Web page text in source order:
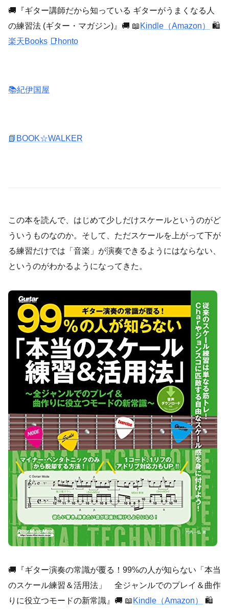
🚚『ギター講師だから知っている ギターがうまくなる人
の練習法 (ギター・マガジン)』🚚 📖 Kindle（Amazon）
🛍️
楽天Books 📑honto
📚紀伊国屋
📗BOOK☆WALKER
この本を読んで、はじめて少しだけスケールというのがど
ういうものなのか。そして、ただスケールを上がって下が
る練習だけでは「音楽」が演奏できるようにはならない、
というのがわかるようになってきた。
🚚『ギター演奏の常識が覆る！99%の人が知らない「本当
のスケール練習＆活用法」 全ジャンルでのプレイ＆曲作
りに役立つモードの新常識』🚚 📖 Kindle（Amazon）
🛍️